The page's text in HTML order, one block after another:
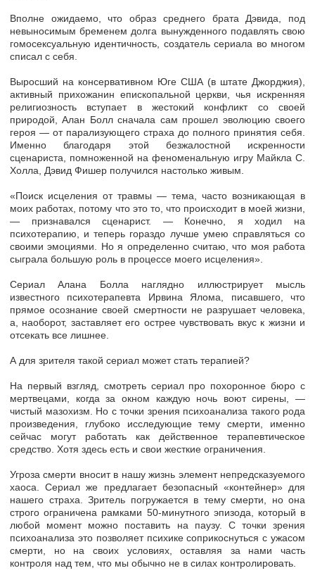
Вполне ожидаемо, что образ среднего брата Дэвида, под
невыносимым бременем долга вынужденного подавлять свою
гомосексуальную идентичность, создатель сериала во многом
списал с себя.
Выросший на консервативном Юге США (в штате Джорджия),
активный прихожанин епископальной церкви, чья искренняя
религиозность вступает в жестокий конфликт со своей
природой, Алан Болл сначала сам прошел эволюцию своего
героя — от парализующего страха до полного принятия себя.
Именно благодаря этой безжалостной искренности
сценариста, помноженной на феноменальную игру Майкла С.
Холла, Дэвид Фишер получился настолько живым.
«Поиск исцеления от травмы — тема, часто возникающая в
моих работах, потому что это то, что происходит в моей жизни,
— признавался сценарист. — Конечно, я ходил на
психотерапию, и теперь гораздо лучше умею справляться со
своими эмоциями. Но я определенно считаю, что моя работа
сыграла большую роль в процессе моего исцеления».
Сериал Алана Болла наглядно иллюстрирует мысль
известного психотерапевта Ирвина Ялома, писавшего, что
прямое осознание своей смертности не разрушает человека,
а, наоборот, заставляет его острее чувствовать вкус к жизни и
отсекать все лишнее.
А для зрителя такой сериал может стать терапией?
На первый взгляд, смотреть сериал про похоронное бюро с
мертвецами, когда за окном каждую ночь воют сирены, —
чистый мазохизм. Но с точки зрения психоанализа такого рода
произведения, глубоко исследующие тему смерти, именно
сейчас могут работать как действенное терапевтическое
средство. Хотя здесь есть и свои жесткие ограничения.
Угроза смерти вносит в нашу жизнь элемент непредсказуемого
хаоса. Сериал же предлагает безопасный «контейнер» для
нашего страха. Зритель погружается в тему смерти, но она
строго ограничена рамками 50-минутного эпизода, который в
любой момент можно поставить на паузу. С точки зрения
психоанализа это позволяет психике соприкоснуться с ужасом
смерти, но на своих условиях, оставляя за нами часть
контроля над тем, что мы обычно не в силах контролировать.